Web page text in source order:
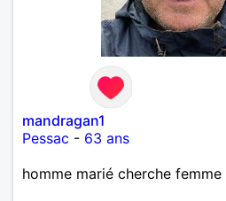
mandragan1
Pessac - 63 ans
homme marié cherche